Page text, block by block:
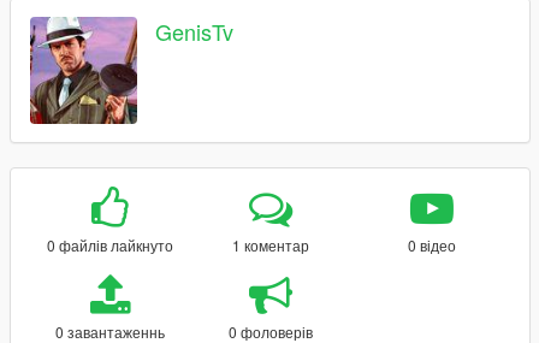
GenisTv
0 файлів лайкнуто 1 коментар 0 відео
0 завантаженнь 0 фоловерів